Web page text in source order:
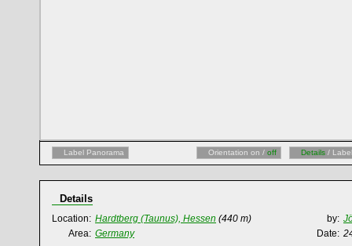
Label Panorama Orientation on / off Details /
Details
Location: Hardtberg (Taunus), Hessen (440 m) by:
Area: Germany Date: